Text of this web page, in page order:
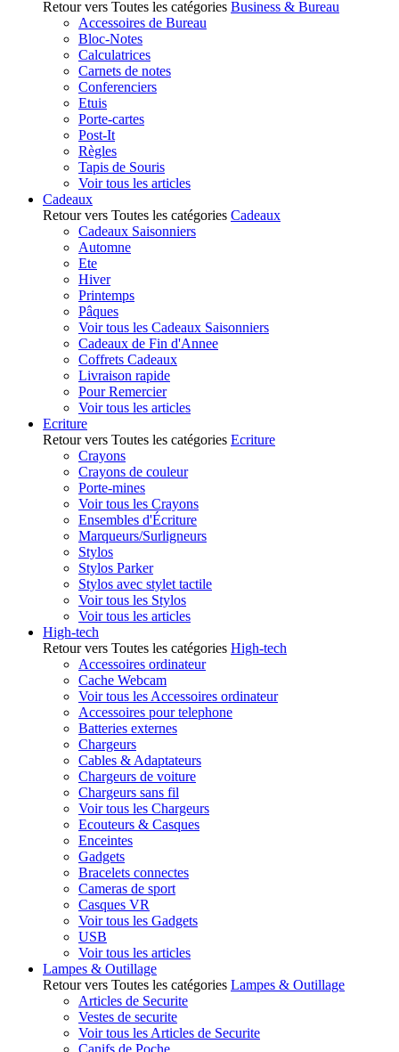
Retour vers Toutes les catégories Business & Bureau
Accessoires de Bureau
Bloc-Notes
Calculatrices
Carnets de notes
Conferenciers
Etuis
Porte-cartes
Post-It
Règles
Tapis de Souris
Voir tous les articles
Cadeaux
Retour vers Toutes les catégories Cadeaux
Cadeaux Saisonniers
Automne
Ete
Hiver
Printemps
Pâques
Voir tous les Cadeaux Saisonniers
Cadeaux de Fin d'Annee
Coffrets Cadeaux
Livraison rapide
Pour Remercier
Voir tous les articles
Ecriture
Retour vers Toutes les catégories Ecriture
Crayons
Crayons de couleur
Porte-mines
Voir tous les Crayons
Ensembles d'Écriture
Marqueurs/Surligneurs
Stylos
Stylos Parker
Stylos avec stylet tactile
Voir tous les Stylos
Voir tous les articles
High-tech
Retour vers Toutes les catégories High-tech
Accessoires ordinateur
Cache Webcam
Voir tous les Accessoires ordinateur
Accessoires pour telephone
Batteries externes
Chargeurs
Cables & Adaptateurs
Chargeurs de voiture
Chargeurs sans fil
Voir tous les Chargeurs
Ecouteurs & Casques
Enceintes
Gadgets
Bracelets connectes
Cameras de sport
Casques VR
Voir tous les Gadgets
USB
Voir tous les articles
Lampes & Outillage
Retour vers Toutes les catégories Lampes & Outillage
Articles de Securite
Vestes de securite
Voir tous les Articles de Securite
Canifs de Poche